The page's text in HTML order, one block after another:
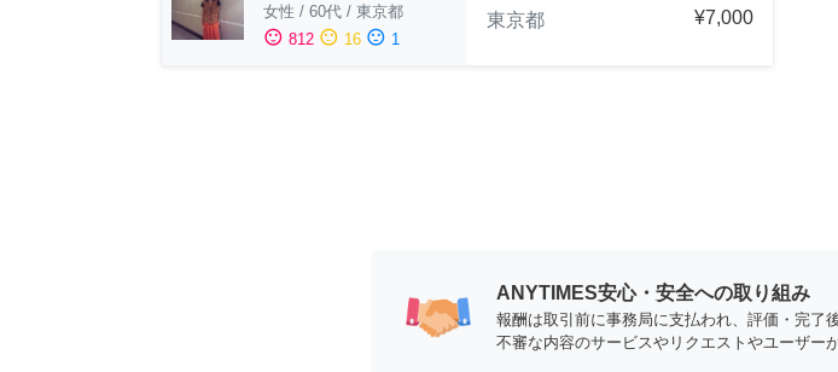
女性 / 60代 / 東京都
sentiment_satisfied 812 sentiment_neutral 16 sentiment_dissatisfied 1
東京都
¥7,000
ANYTIMES安心・安全への取り組み
報酬は取引前に事務局に支払われ、評価・完了
不審な内容のサービスやリクエストやユーザー